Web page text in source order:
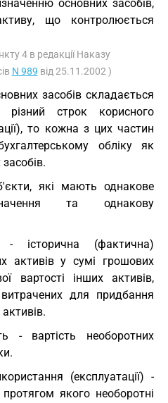
основних засобів,
що контролюється
4 в редакції Наказу
N 989 від 25.11.2002 )
засобів складається
строк корисного
то кожна з цих частин
обліку як
які мають однакове
та однакову
- історична (фактична)
активів у сумі грошових
вартості інших активів,
для придбання
- вартість необоротних
(експлуатації) -
якого необоротні